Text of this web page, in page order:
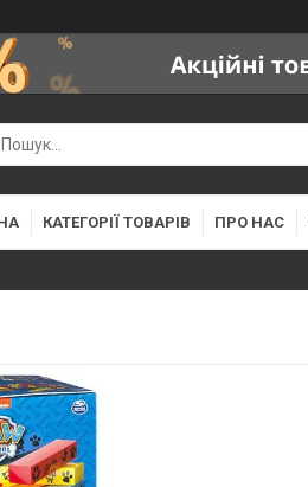
КАТЕГОРІЇ ТОВАРІВ ПРО НАС